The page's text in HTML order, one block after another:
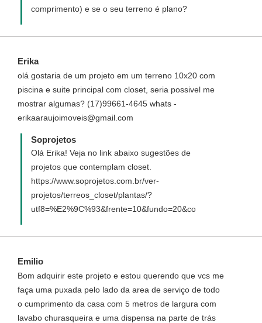
comprimento) e se o seu terreno é plano?
Erika
olá gostaria de um projeto em um terreno 10x20 com
piscina e suite principal com closet, seria possivel me
mostrar algumas? (17)99661-4645 whats -
erikaaraujoimoveis@gmail.com
Soprojetos
Olá Erika! Veja no link abaixo sugestões de
projetos que contemplam closet.
https://www.soprojetos.com.br/ver-
projetos/terreos_closet/plantas/?
Emilio
Bom adquirir este projeto e estou querendo que vcs me
faça uma puxada pelo lado da area de serviço de todo
o cumprimento da casa com 5 metros de largura com
lavabo churasqueira e uma dispensa na parte de trás